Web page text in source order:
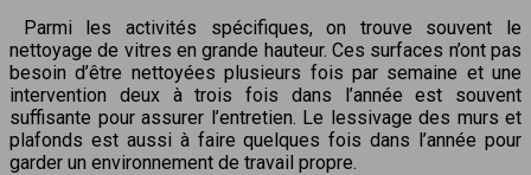
Parmi les activités spécifiques, on trouve souvent le
nettoyage de vitres en grande hauteur. Ces surfaces n’ont pas
besoin d’être nettoyées plusieurs fois par semaine et une
intervention deux à trois fois dans l’année est souvent
suffisante pour assurer l’entretien. Le lessivage des murs et
plafonds est aussi à faire quelques fois dans l’année pour
garder un environnement de travail propre.